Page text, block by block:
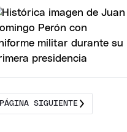
PÁGINA SIGUIENTE